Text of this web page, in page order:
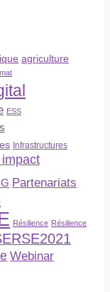
agriculture
ESS
Infrastructures
Partenariats
Résilience Résilience
Webinar